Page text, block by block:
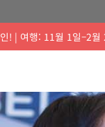
! | 여행: 11월 1일–2월